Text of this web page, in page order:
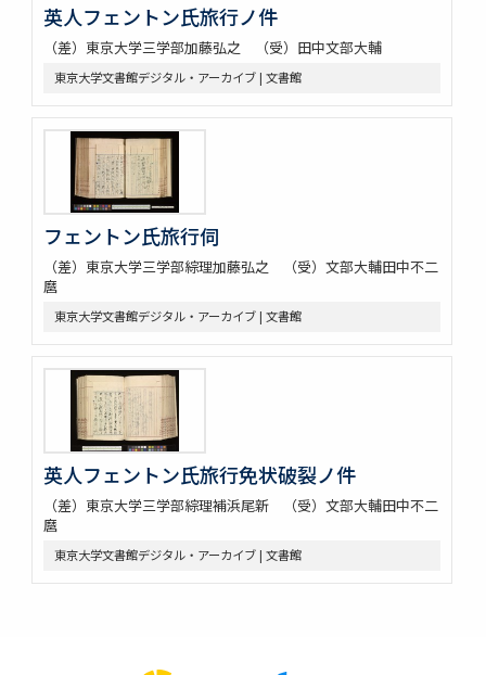
英人フェントン氏旅行ノ件
（差）東京大学三学部加藤弘之 （受）田中文部大輔
東京大学文書館デジタル・アーカイブ | 文書館
フェントン氏旅行伺
（差）東京大学三学部綜理加藤弘之 （受）文部大輔田中不二
麿
東京大学文書館デジタル・アーカイブ | 文書館
英人フェントン氏旅行免状破裂ノ件
（差）東京大学三学部綜理補浜尾新 （受）文部大輔田中不二
麿
東京大学文書館デジタル・アーカイブ | 文書館